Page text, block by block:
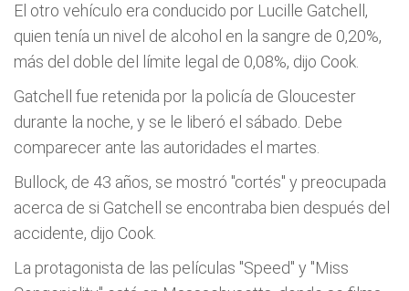
El otro vehículo era conducido por Lucille Gatchell,
quien tenía un nivel de alcohol en la sangre de 0,20%,
más del doble del límite legal de 0,08%, dijo Cook.
Gatchell fue retenida por la policía de Gloucester
durante la noche, y se le liberó el sábado. Debe
comparecer ante las autoridades el martes.
Bullock, de 43 años, se mostró "cortés" y preocupada
acerca de si Gatchell se encontraba bien después del
accidente, dijo Cook.
La protagonista de las películas "Speed" y "Miss